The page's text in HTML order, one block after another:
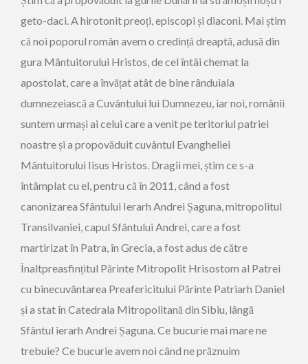
geto-daci. A hirotonit preoți, episcopi și diaconi. Mai știm
că noi poporul român avem o credință dreaptă, adusă din
gura Mântuitorului Hristos, de cel întâi chemat la
apostolat, care a învățat atât de bine rânduiala
dumnezeiască a Cuvântului lui Dumnezeu, iar noi, românii
suntem urmași ai celui care a venit pe teritoriul patriei
noastre și a propovăduit cuvântul Evangheliei
Mântuitorului Iisus Hristos. Dragii mei, știm ce s-a
întâmplat cu el, pentru că în 2011, când a fost
canonizarea Sfântului Ierarh Andrei Șaguna, mitropolitul
Transilvaniei, capul Sfântului Andrei, care a fost
martirizat în Patra, în Grecia, a fost adus de către
Înaltpreasfințitul Părinte Mitropolit Hrisostom al Patrei
cu binecuvântarea Preafericitului Părinte Patriarh Daniel
și a stat în Catedrala Mitropolitană din Sibiu, lângă
Sfântul ierarh Andrei Șaguna. Ce bucurie mai mare ne
trebuie? Ce bucurie avem noi când ne prăznuim